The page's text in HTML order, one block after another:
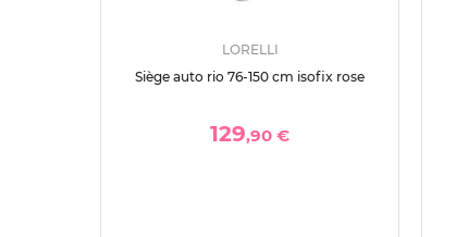
LORELLI
Siège auto rio 76-150 cm isofix rose
129,90 €